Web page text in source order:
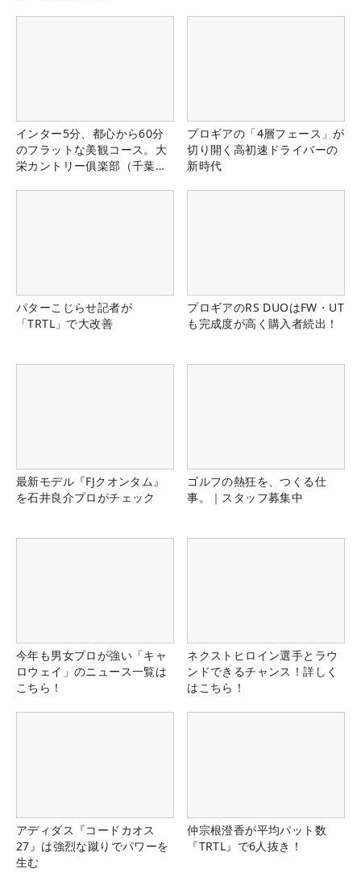
インター5分、都心から60分
のフラットな美観コース。大
栄カントリー俱楽部（千葉
プロギアの「4層フェース」が
切り開く高初速ドライバーの
新時代
パターこじらせ記者が
「TRTL」で大改善
プロギアのRS DUOはFW・UT
も完成度が高く購入者続出！
最新モデル『FJクオンタム』
を石井良介プロがチェック
ゴルフの熱狂を、つくる仕
事。｜スタッフ募集中
今年も男女プロが強い「キャ
ロウェイ」のニュース一覧は
こちら！
ネクストヒロイン選手とラウ
ンドできるチャンス！詳しく
はこちら！
アディダス『コードカオス
27』は強烈な蹴りでパワーを
生む
仲宗根澄香が平均パット数
『TRTL』で6人抜き！